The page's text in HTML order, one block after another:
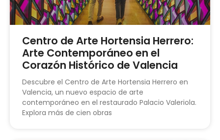
Centro de Arte Hortensia Herrero:
Arte Contemporáneo en el
Corazón Histórico de Valencia
Descubre el Centro de Arte Hortensia Herrero en
Valencia, un nuevo espacio de arte
contemporáneo en el restaurado Palacio Valeriola.
Explora más de cien obras